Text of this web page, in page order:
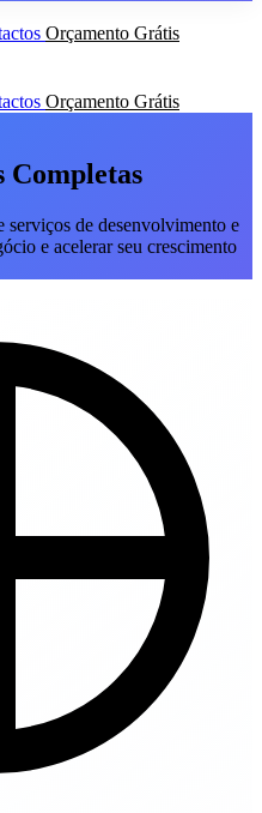
Orçamento Grátis
Orçamento Grátis
Completas
serviços de desenvolvimento e
e acelerar seu crescimento